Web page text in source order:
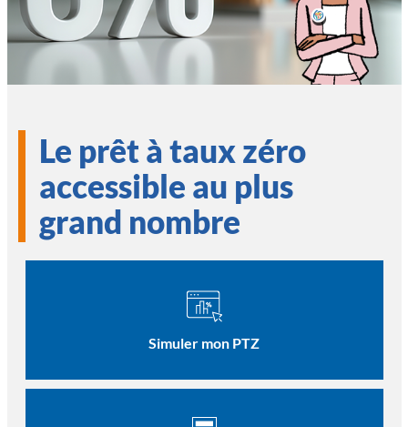
Le prêt à taux zéro
accessible au plus
grand nombre
Simuler mon PTZ